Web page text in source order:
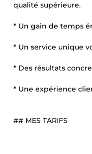
qualité supérieure.
* Un gain de temps
* Un service unique
* Des résultats
* Une expérience
## MES TARIFS